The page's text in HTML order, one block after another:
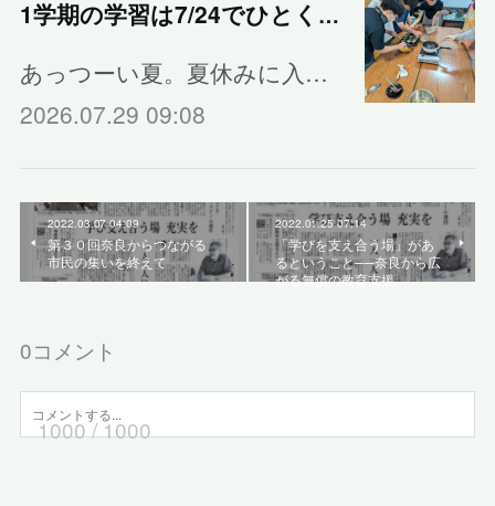
1学期の学習は7/24でひとくぎり
あっつーい夏。夏休みに入…
2026.07.29 09:08
2022.03.07 04:09
第３０回奈良からつながる
市民の集いを終えて
2022.01.25 07:14
「学びを支え合う場」があ
るということ──奈良から広
がる無償の教育支援
0コメント
1000/ 1000